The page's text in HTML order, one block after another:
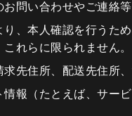
お問い合わせやご連絡
り、本人確認を行うた
れらに限られません
先住所、配送先住所
情報（たとえば、サー